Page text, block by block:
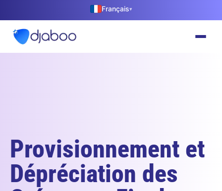
Français▾
Provisionnement et
Dépréciation des